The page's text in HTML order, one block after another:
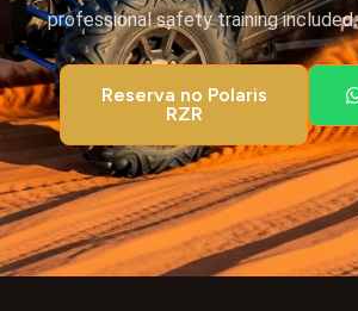
professional safety training included.
Reserva no Polaris
RZR